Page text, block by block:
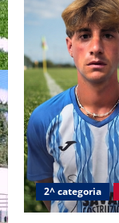
2^ categoria